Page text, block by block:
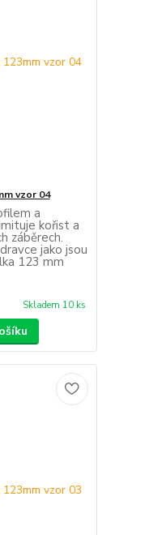
vzor 04
a
kořist a
záběrech.
jako jsou
123 mm
Skladem 10 ks